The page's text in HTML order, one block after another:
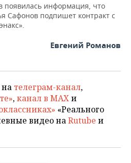
появилась информация, что
Сафонов подпишет контракт с
Евгений Романов
телеграм-канал,
,канал в MAXи
«Реального
видео наRutube и